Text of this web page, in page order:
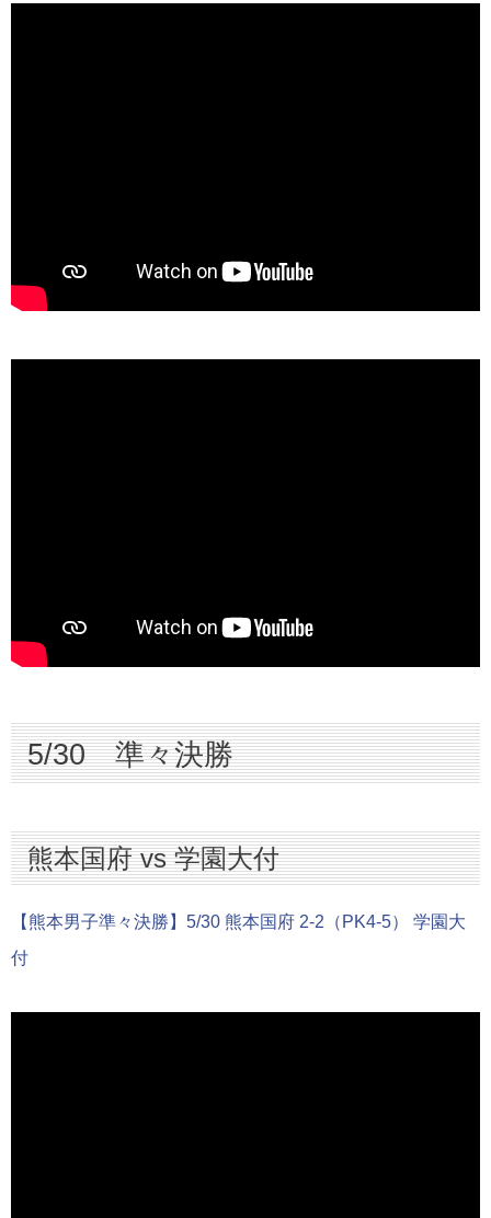
5/30 準々決勝
熊本国府 vs 学園大付
【熊本男子準々決勝】5/30 熊本国府 2-2（PK4-5） 学園大
付